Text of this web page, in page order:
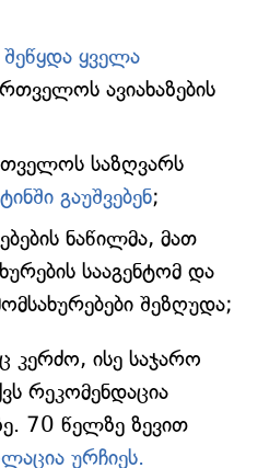
ყველა
ავიახაზების
საზღვარს
გაუშვებენ;
ნაწილმა, მათ
სააგენტომ და
შეზღუდა;
კერძო, ისე საჯარო
რეკომენდაცია
70 წელზე ზევით
ურჩიეს.